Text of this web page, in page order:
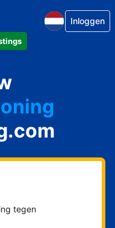
Inloggen
tegen